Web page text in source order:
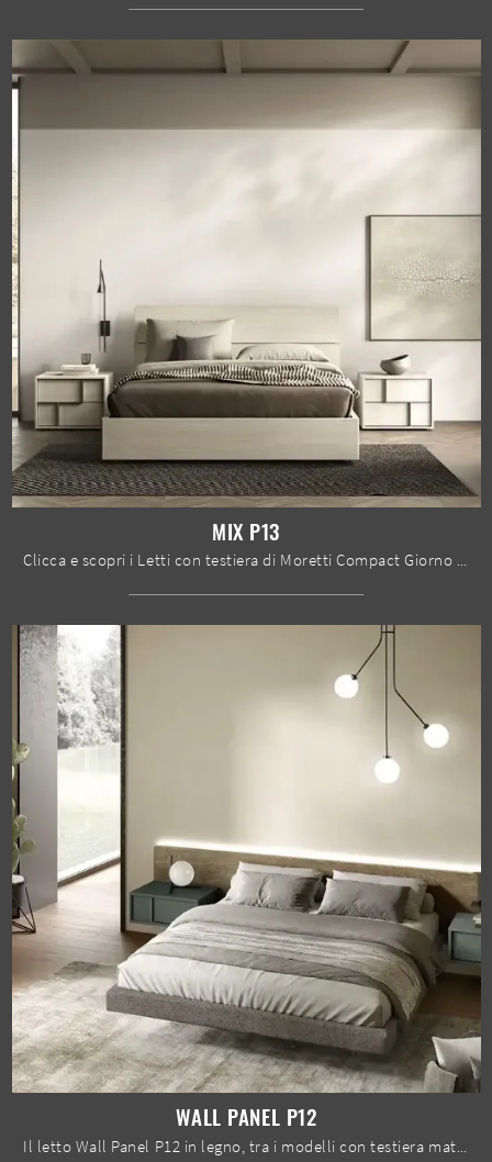
MIX P13
Clicca e scopri i Letti con testiera di Moretti Compact Giorno Notte! Il modello Mix P13 in melaminico ti attende nelle versioni matrimoniali.
WALL PANEL P12